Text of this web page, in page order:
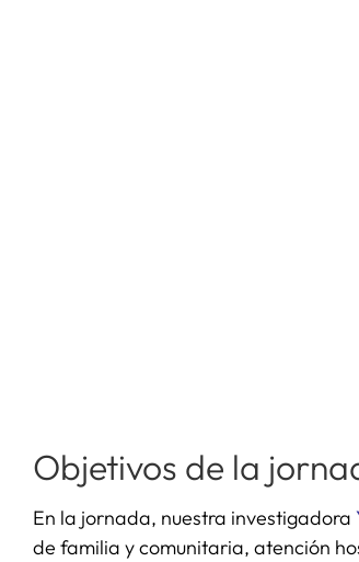
Objetivos de la
En la jornada, nuestra investigadora
de familia y comunitaria, atención